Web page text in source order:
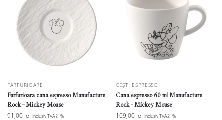
FARFURIOARE
Farfurioara cana espresso Manufacture
Rock – Mickey Mouse
91,00 lei Inclusiv TVA 21%
CEȘTI ESPRESSO
Cana espresso 60 ml Manufacture
Rock – Mickey Mouse
109,00 lei Inclusiv TVA 21%